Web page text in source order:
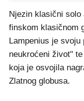
Njezin klasični solo
finskom klasičnom
Lampenius je
neukroćeni život"
koja je osvojila
Zlatnog globusa.